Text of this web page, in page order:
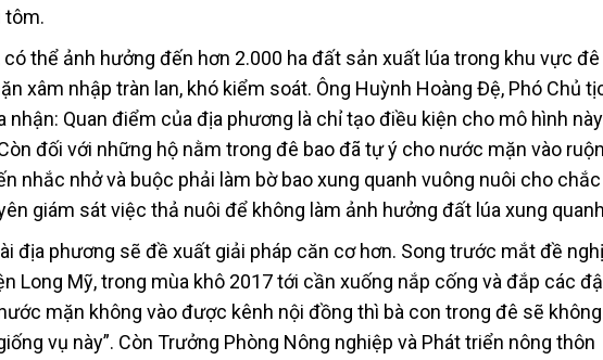
tôm.
thể ảnh hưởng đến hơn 2.000 ha đất sản xuất lúa trong khu vực đê
xâm nhập tràn lan, khó kiểm soát. Ông Huỳnh Hoàng Đệ, Phó Chủ
nhận: Quan điểm của địa phương là chỉ tạo điều kiện cho mô hình
đối với những hộ nằm trong đê bao đã tự ý cho nước mặn vào
nhắc nhở và buộc phải làm bờ bao xung quanh vuông nuôi cho chắc
giám sát việc thả nuôi để không làm ảnh hưởng đất lúa xung
địa phương sẽ đề xuất giải pháp căn cơ hơn. Song trước mắt đề nghị
Long Mỹ, trong mùa khô 2017 tới cần xuống nắp cống và đắp các
mặn không vào được kênh nội đồng thì bà con trong đê sẽ
vụ này”. Còn Trưởng Phòng Nông nghiệp và Phát triển nông thôn